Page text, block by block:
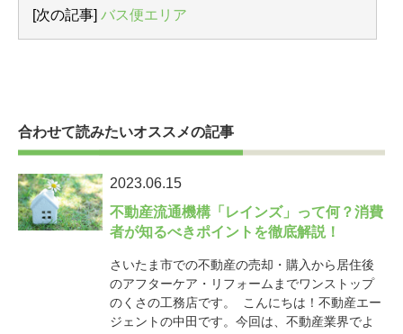
[次の記事] バス便エリア
合わせて読みたいオススメの記事
2023.06.15
不動産流通機構「レインズ」って何？消費
者が知るべきポイントを徹底解説！
さいたま市での不動産の売却・購入から居住後
のアフターケア・リフォームまでワンストップ
のくさの工務店です。 こんにちは！不動産エー
ジェントの中田です。今回は、不動産業界でよ